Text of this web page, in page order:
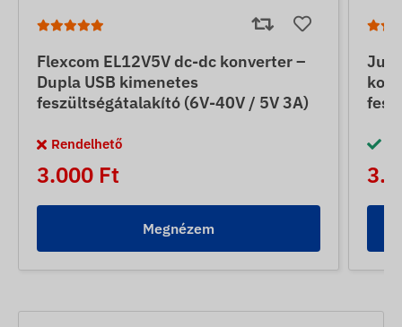
Flexcom EL12V5V dc-dc konverter –
Dupla USB kimenetes
feszültségátalakító (6V-40V / 5V 3A)
Rendelhető
3.000 Ft
Megnézem